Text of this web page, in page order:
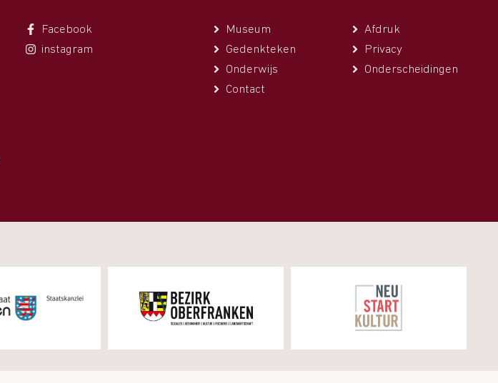
Facebook
instagram
Museum
Gedenkteken
Onderwijs
Contact
Afdruk
Privacy
Onderscheidingen